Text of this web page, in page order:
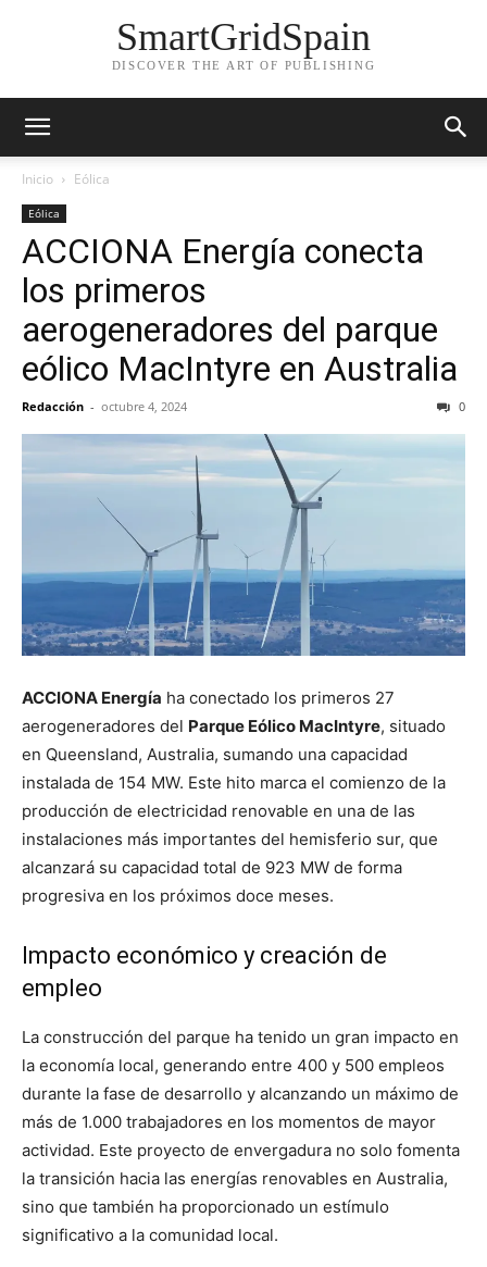
SmartGridSpain
DISCOVER THE ART OF PUBLISHING
Inicio Eólica
Eólica
ACCIONA Energía conecta
los primeros
aerogeneradores del parque
eólico MacIntyre en Australia
Redacción - octubre 4, 2024 0
ACCIONA Energía ha conectado los primeros 27
aerogeneradores del Parque Eólico MacIntyre, situado
en Queensland, Australia, sumando una capacidad
instalada de 154 MW. Este hito marca el comienzo de la
producción de electricidad renovable en una de las
instalaciones más importantes del hemisferio sur, que
alcanzará su capacidad total de 923 MW de forma
progresiva en los próximos doce meses.
Impacto económico y creación de
empleo
La construcción del parque ha tenido un gran impacto en
la economía local, generando entre 400 y 500 empleos
durante la fase de desarrollo y alcanzando un máximo de
más de 1.000 trabajadores en los momentos de mayor
actividad. Este proyecto de envergadura no solo fomenta
la transición hacia las energías renovables en Australia,
sino que también ha proporcionado un estímulo
significativo a la comunidad local.